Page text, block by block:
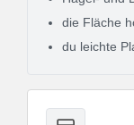
die Fläche
du leichte